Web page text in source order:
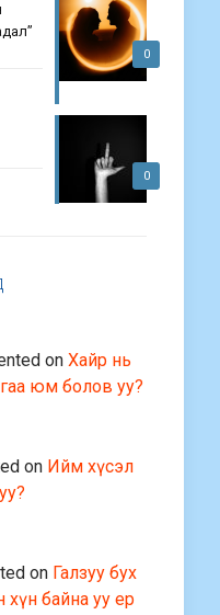
0
0
onХайр нь
юм болов уу?
on Ийм хүсэл
on Галзуу бух
байна уу ер